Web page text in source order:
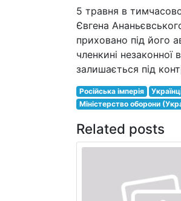
5 травня в
Євгена
приховано під його
членкині
залишається під
Російська імперія
Міністерство оборони
Related posts